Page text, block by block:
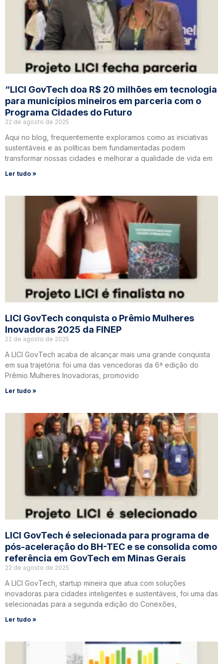
“LICI GovTech doa R$ 20 milhões em tecnologia
para municípios mineiros em parceria com o
Programa Cidades do Futuro
22 de agosto de 2025
Aqui no blog, frequentemente exploramos como as iniciativas
sustentáveis e as políticas bem fundamentadas podem
transformar nossas cidades e melhorar a qualidade de vida em
Ler tudo »
LICI GovTech conquista o Prêmio Mulheres
Inovadoras 2025 da FINEP
22 de agosto de 2025
A LICI GovTech acaba de alcançar mais uma grande conquista
em sua trajetória: foi uma das vencedoras da 6ª edição do
Prêmio Mulheres Inovadoras, promovido
Ler tudo »
LICI GovTech é selecionada para programa de
pós-aceleração do BH-TEC e se consolida como
referência em GovTech em Minas Gerais
22 de agosto de 2025
A LICI GovTech, startup mineira que atua com soluções
inovadoras para cidades inteligentes e sustentáveis, foi uma das
selecionadas para a segunda edição do Conexões,
Ler tudo »